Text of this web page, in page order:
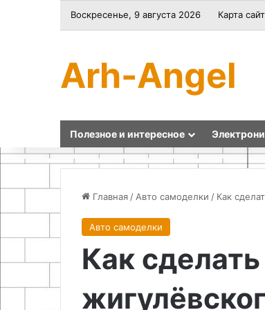
Воскресенье, 9 августа 2026 Карта
Arh-Angel
Полезное и интересное
Главная / Авто самоделки / Как
Авто самоделки
Как
в
Венесуэлу:
природа,